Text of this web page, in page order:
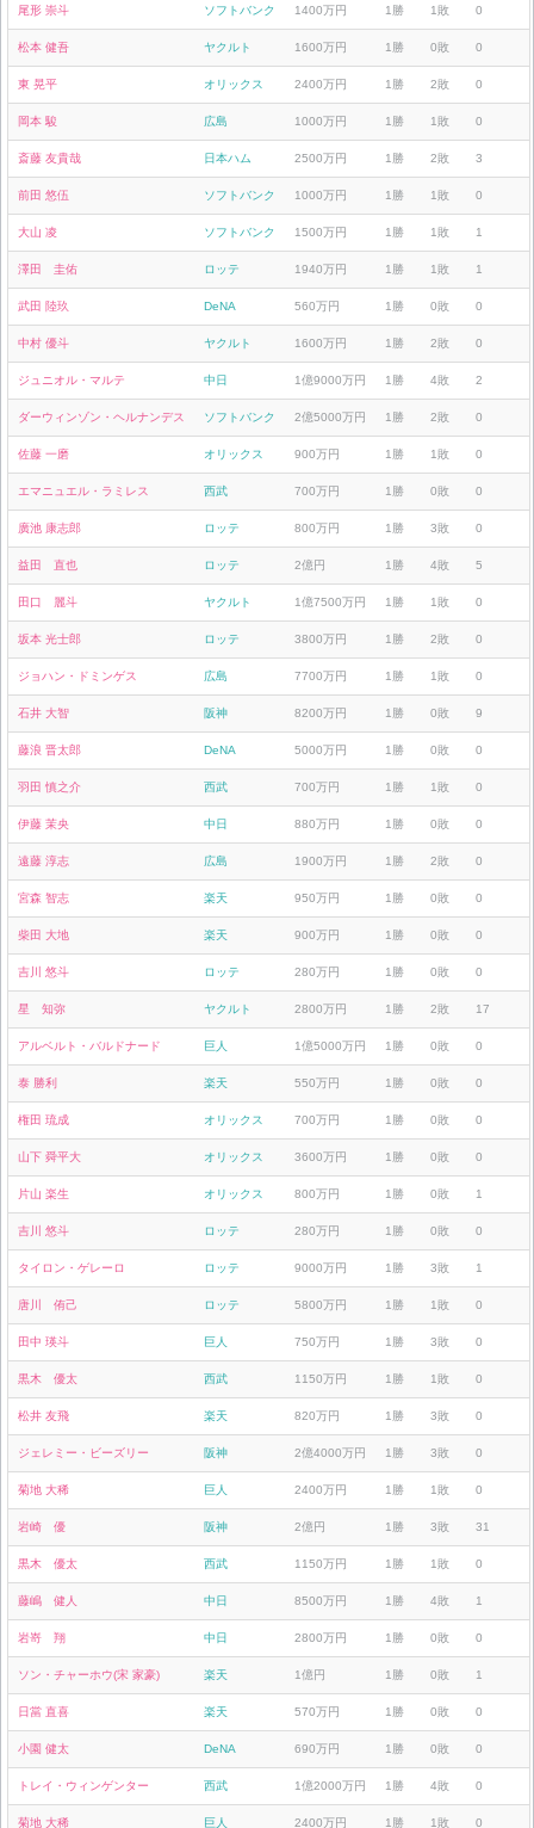
尾形 崇斗 ソフトバンク 1400万円 1勝 1敗 0
松本 健吾 ヤクルト 1600万円 1勝 0敗 0
東 晃平 オリックス 2400万円 1勝 2敗 0
岡本 駿 広島 1000万円 1勝 1敗 0
斎藤 友貴哉 日本ハム 2500万円 1勝 2敗 3
前田 悠伍 ソフトバンク 1000万円 1勝 1敗 0
大山 凌 ソフトバンク 1500万円 1勝 1敗 1
澤田 圭佑 ロッテ 1940万円 1勝 1敗 1
武田 陸玖 DeNA 560万円 1勝 0敗 0
中村 優斗 ヤクルト 1600万円 1勝 2敗 0
ジュニオル・マルテ 中日 1億9000万円 1勝 4敗 2
ダーウィンゾン・ヘルナンデス ソフトバンク 2億5000万円 1勝 2敗 0
佐藤 一磨 オリックス 900万円 1勝 1敗 0
エマニュエル・ラミレス 西武 700万円 1勝 0敗 0
廣池 康志郎 ロッテ 800万円 1勝 3敗 0
益田 直也 ロッテ 2億円 1勝 4敗 5
田口 麗斗 ヤクルト 1億7500万円 1勝 1敗 0
坂本 光士郎 ロッテ 3800万円 1勝 2敗 0
ジョハン・ドミンゲス 広島 7700万円 1勝 1敗 0
石井 大智 阪神 8200万円 1勝 0敗 9
藤浪 晋太郎 DeNA 5000万円 1勝 0敗 0
羽田 慎之介 西武 700万円 1勝 1敗 0
伊藤 茉央 中日 880万円 1勝 0敗 0
遠藤 淳志 広島 1900万円 1勝 2敗 0
宮森 智志 楽天 950万円 1勝 0敗 0
柴田 大地 楽天 900万円 1勝 0敗 0
吉川 悠斗 ロッテ 280万円 1勝 0敗 0
星 知弥 ヤクルト 2800万円 1勝 2敗 17
アルベルト・バルドナード 巨人 1億5000万円 1勝 0敗 0
泰 勝利 楽天 550万円 1勝 0敗 0
権田 琉成 オリックス 700万円 1勝 0敗 0
山下 舜平大 オリックス 3600万円 1勝 0敗 0
片山 楽生 オリックス 800万円 1勝 0敗 1
吉川 悠斗 ロッテ 280万円 1勝 0敗 0
タイロン・ゲレーロ ロッテ 9000万円 1勝 3敗 1
唐川 侑己 ロッテ 5800万円 1勝 1敗 0
田中 瑛斗 巨人 750万円 1勝 3敗 0
黒木 優太 西武 1150万円 1勝 1敗 0
松井 友飛 楽天 820万円 1勝 3敗 0
ジェレミー・ビーズリー 阪神 2億4000万円 1勝 3敗 0
菊地 大稀 巨人 2400万円 1勝 1敗 0
岩崎 優 阪神 2億円 1勝 3敗 31
黒木 優太 西武 1150万円 1勝 1敗 0
藤嶋 健人 中日 8500万円 1勝 4敗 1
岩嵜 翔 中日 2800万円 1勝 0敗 0
ソン・チャーホウ(宋 家豪) 楽天 1億円 1勝 0敗 1
日當 直喜 楽天 570万円 1勝 0敗 0
小園 健太 DeNA 690万円 1勝 0敗 0
トレイ・ウィンゲンター 西武 1億2000万円 1勝 4敗 0
菊地 大稀 巨人 2400万円 1勝 1敗 0